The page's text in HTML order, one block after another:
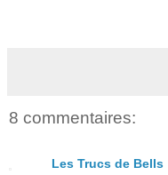
8 commentaires:
Les Trucs de Bells